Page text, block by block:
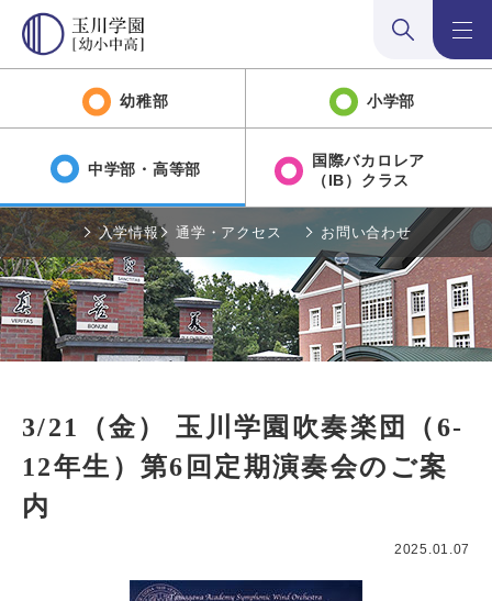
検索:開くメニュ
幼稚部 小学部
中学部・高等部
国際バカロレア
（IB）クラス
入学情報 通学・アクセス お問い合わせ
3/21（金） 玉川学園吹奏楽団（6-
12年生）第6回定期演奏会のご案
内
2025.01.07